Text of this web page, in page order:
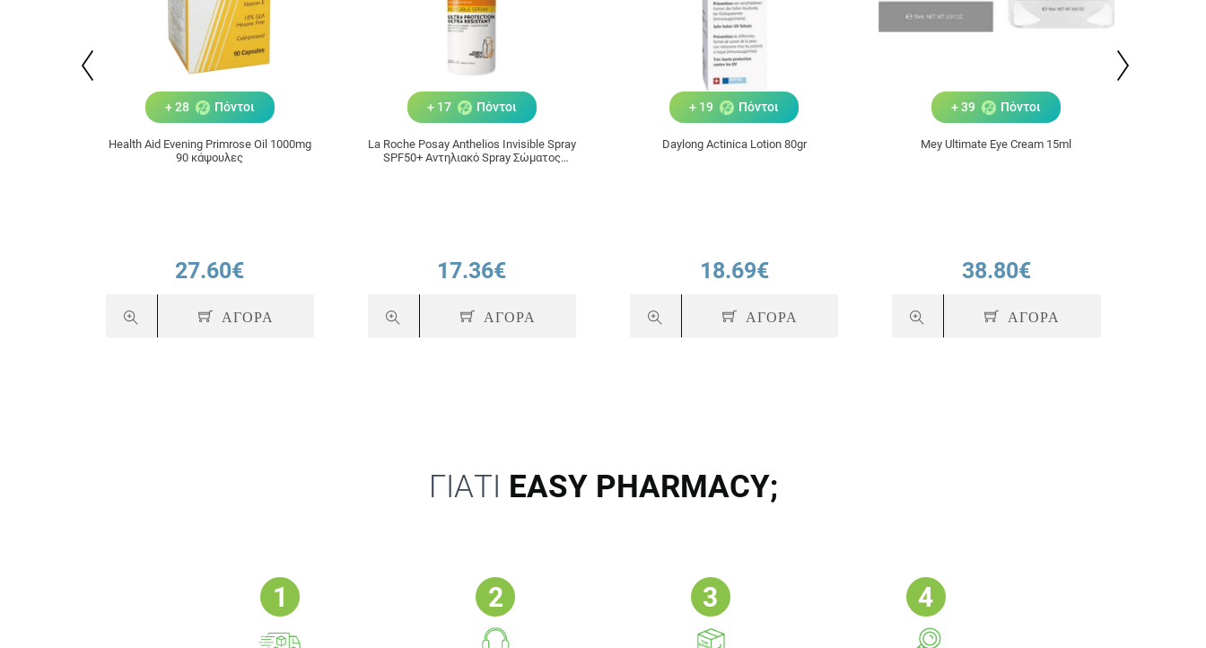
+ 28 Πόντοι
Health Aid Evening Primrose Oil 1000mg
90 κάψουλες
27.60€
ΑΓΟΡΑ
+ 17 Πόντοι
La Roche Posay Anthelios Invisible Spray
SPF50+ Αντηλιακό Spray Σώματος
17.36€
ΑΓΟΡΑ
+ 19 Πόντοι
Daylong Actinica Lotion 80gr
18.69€
ΑΓΟΡΑ
+ 39 Πόντοι
Mey Ultimate Eye Cream 15ml
38.80€
ΑΓΟΡΑ
ΓΙΑΤΙ EASY PHARMACY;